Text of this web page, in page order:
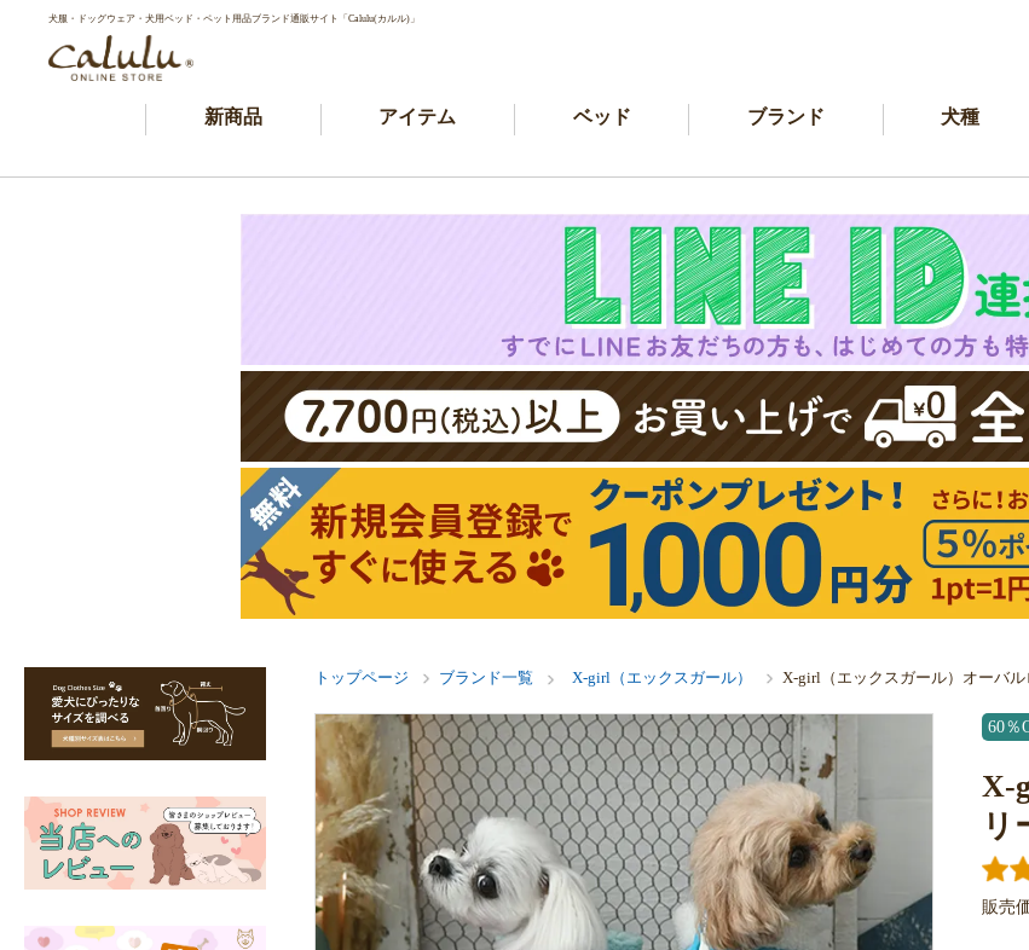
犬服・ドッグウェア・犬用ベッド・ペット用品ブランド通販サイト「Calulu(カルル)」
新商品 アイテム ベッド ブランド 犬種
トップページ ブランド一覧 X-girl（エックスガール） X-girl（エックスガール）オーバル
60％
X-
リ
販売